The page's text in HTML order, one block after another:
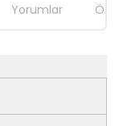
Yorumlar